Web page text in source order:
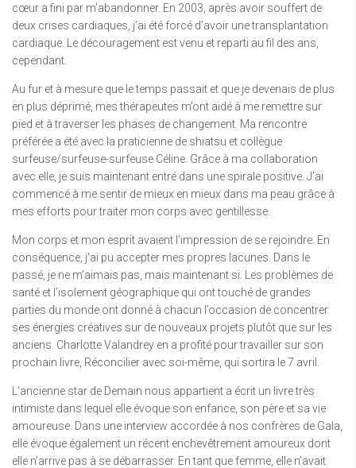
cœur a fini par m’abandonner. En 2003, après avoir souffert de
deux crises cardiaques, j’ai été forcé d’avoir une transplantation
cardiaque. Le découragement est venu et reparti au fil des ans,
cependant.
Au fur et à mesure que le temps passait et que je devenais de plus
en plus déprimé, mes thérapeutes m’ont aidé à me remettre sur
pied et à traverser les phases de changement. Ma rencontre
préférée a été avec la praticienne de shiatsu et collègue
surfeuse/surfeuse-surfeuse Céline. Grâce à ma collaboration
avec elle, je suis maintenant entré dans une spirale positive. J’ai
commencé à me sentir de mieux en mieux dans ma peau grâce à
mes efforts pour traiter mon corps avec gentillesse.
Mon corps et mon esprit avaient l’impression de se rejoindre. En
conséquence, j’ai pu accepter mes propres lacunes. Dans le
passé, je ne m’aimais pas, mais maintenant si. Les problèmes de
santé et l’isolement géographique qui ont touché de grandes
parties du monde ont donné à chacun l’occasion de concentrer
ses énergies créatives sur de nouveaux projets plutôt que sur les
anciens. Charlotte Valandrey en a profité pour travailler sur son
prochain livre, Réconcilier avec soi-même, qui sortira le 7 avril.
L’ancienne star de Demain nous appartient a écrit un livre très
intimiste dans lequel elle évoque son enfance, son père et sa vie
amoureuse. Dans une interview accordée à nos confrères de Gala,
elle évoque également un récent enchevêtrement amoureux dont
elle n’arrive pas à se débarrasser. En tant que femme, elle n’avait